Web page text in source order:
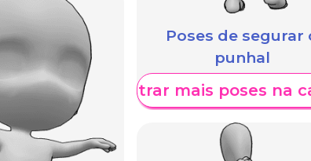
Poses de segurar
punhal
Mostrar mais poses na